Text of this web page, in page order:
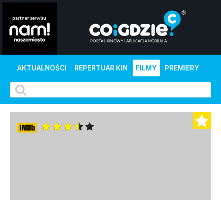
AKTUALNOŚCI REPERTUAR KIN FILMY PREMIERY